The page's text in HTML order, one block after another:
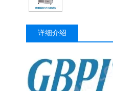
详细介绍